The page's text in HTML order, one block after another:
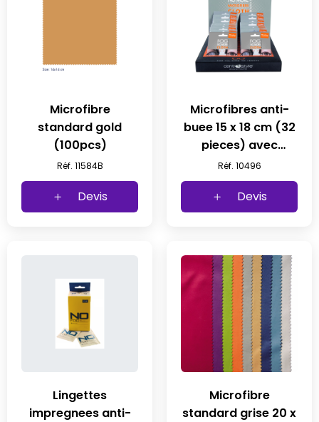
Microfibre
standard gold
(100pcs)
Réf. 11584B
Devis
Microfibres anti-
buee 15 x 18 cm (32
pieces) avec
presentoir
Réf. 10496
Devis
Lingettes
impregnees anti-
Microfibre
standard grise 20 x